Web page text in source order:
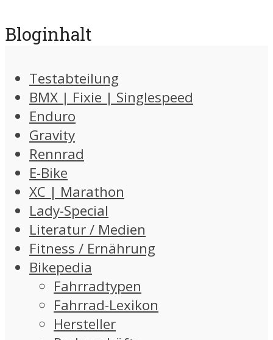
Bloginhalt
Testabteilung
BMX | Fixie | Singlespeed
Enduro
Gravity
Rennrad
E-Bike
XC | Marathon
Lady-Special
Literatur / Medien
Fitness / Ernährung
Bikepedia
Fahrradtypen
Fahrrad-Lexikon
Hersteller